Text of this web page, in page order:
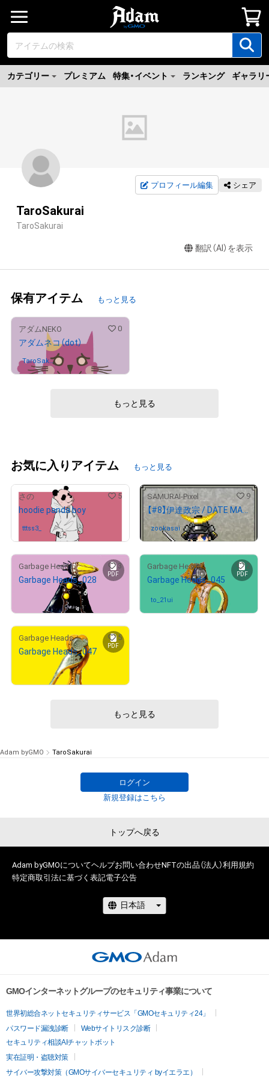
カテゴリー プレミアム 特集・イベント ランキング ギャラリ
プロフィール編集 シェア
TaroSakurai
TaroSakurai
翻訳（AI）を表示
保有アイテム もっと見る
アダムNEKO 0
アダムネコ（dot）
TaroSakur
さんが保有中
もっと見る
お気に入りアイテム もっと見る
さの 5
hoodie panda boy
tttss3_ さんが保有中
SAMURAI-Pixel 9
【#8】伊達政宗 / DATE MASAMUNE
zookasai さんが保有中
PDF
Garbage Heads 3
Garbage Heads_028
500,000
PDF
Garbage Heads 2
Garbage Heads_045
to_21ui さんが保有中
PDF
Garbage Heads 5
Garbage Heads_047
500,000
もっと見る
Adam byGMO TaroSakurai
ログイン
新規登録はこちら
トップへ戻る
Adam byGMOについてヘルプお問い合わせNFTの出品（法人）利用規約
特定商取引法に基づく表記電子公告
GMOインターネットグループのセキュリティ事業について
世界初総合ネットセキュリティサービス「GMOセキュリティ24」
パスワード漏洩診断
Webサイトリスク診断
セキュリティ相談AIチャットボット
実在証明・盗聴対策
サイバー攻撃対策（GMOサイバーセキュリティ byイエラエ）